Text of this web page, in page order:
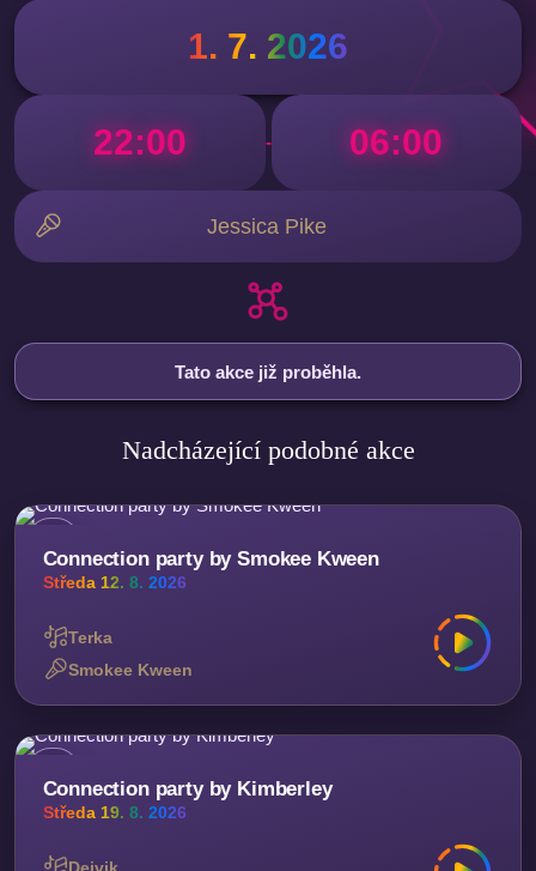
1. 7. 2026
22:00 - 06:00
Jessica Pike
Tato akce již proběhla.
Nadcházející podobné akce
Connection party by Smokee Kween
Středa 12. 8. 2026
Terka
Smokee Kween
Connection party by Kimberley
Středa 19. 8. 2026